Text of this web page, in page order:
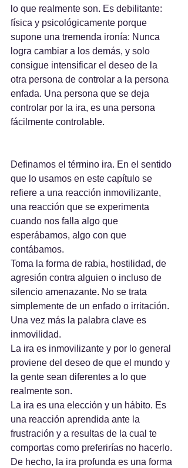
lo que realmente son. Es debilitante:
física y psicológicamente porque
supone una tremenda ironía: Nunca
logra cambiar a los demás, y solo
consigue intensificar el deseo de la
otra persona de controlar a la persona
enfada. Una persona que se deja
controlar por la ira, es una persona
fácilmente controlable.
Definamos el término ira. En el sentido
que lo usamos en este capítulo se
refiere a una reacción inmovilizante,
una reacción que se experimenta
cuando nos falla algo que
esperábamos, algo con que
contábamos.
Toma la forma de rabia, hostilidad, de
agresión contra alguien o incluso de
silencio amenazante. No se trata
simplemente de un enfado o irritación.
Una vez más la palabra clave es
inmovilidad.
La ira es inmovilizante y por lo general
proviene del deseo de que el mundo y
la gente sean diferentes a lo que
realmente son.
La ira es una elección y un hábito. Es
una reacción aprendida ante la
frustración y a resultas de la cual te
comportas como preferirías no hacerlo.
De hecho, la ira profunda es una forma